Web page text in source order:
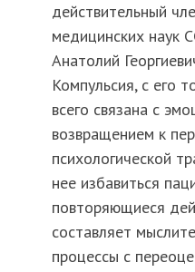
действительный
медицинских наук
Анатолий
Компульсия, с его
всего связана с
возвращением к
психологической
нее избавиться
повторяющиеся
составляет
процессы с